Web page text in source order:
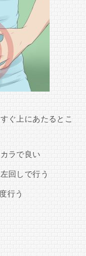
ぐ上にあたるとこ
ラで良い
回しで行う
行う